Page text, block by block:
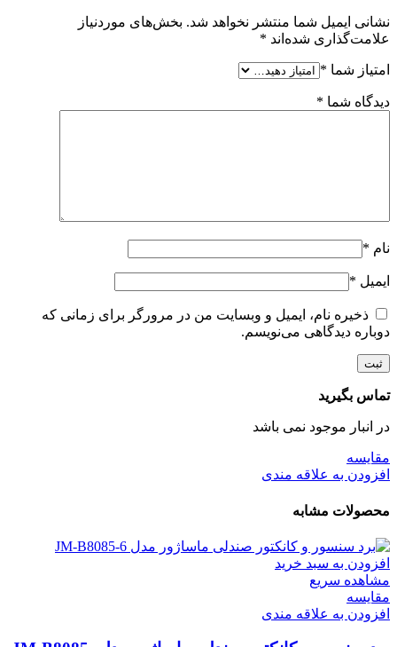
نشانی ایمیل شما منتشر نخواهد شد. بخش‌های موردنیاز
علامت‌گذاری شده‌اند *
امتیاز شما *
دیدگاه شما *
نام *
ایمیل *
ذخیره نام، ایمیل و وبسایت من در مرورگر برای زمانی که
دوباره دیدگاهی می‌نویسم.
تماس بگیرید
در انبار موجود نمی باشد
مقایسه
افزودن به علاقه مندی
محصولات مشابه
افزودن به سبد خرید
مشاهده سریع
مقایسه
افزودن به علاقه مندی